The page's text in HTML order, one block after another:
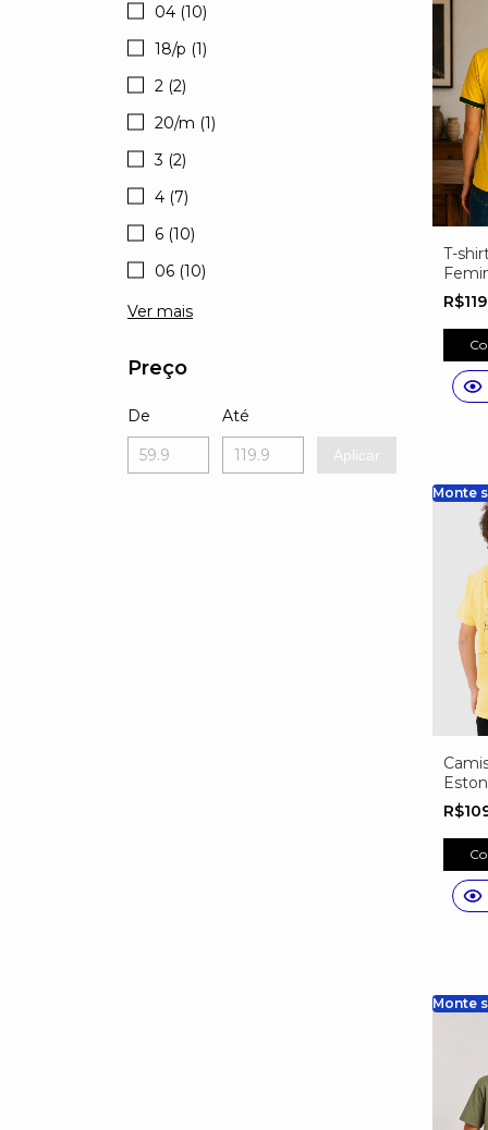
04 (10)
18/p (1)
2 (2)
20/m (1)
3 (2)
4 (7)
6 (10)
06 (10)
Ver mais
Preço
De Até
Aplicar
T-
Brasil
Monte
Monte